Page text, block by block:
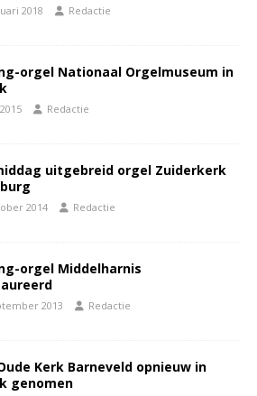
2018 Redactie
orgel Nationaal Orgelmuseum in
Redactie
uitgebreid orgel Zuiderkerk
2014 Redactie
orgel Middelharnis
2013 Redactie
Kerk Barneveld opnieuw in
genomen